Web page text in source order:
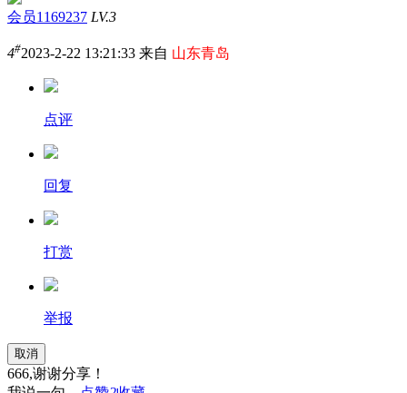
会员1169237 LV.3
4#2023-2-22 13:21:33 来自 山东青岛
点评
回复
打赏
举报
取消
666,谢谢分享！